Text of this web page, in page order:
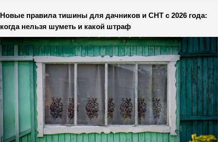
Новые правила тишины для дачников и СНТ с 2026 года:
когда нельзя шуметь и какой штраф